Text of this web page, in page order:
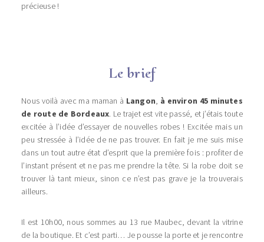
précieuse !
Le brief
Nous voilà avec ma maman à Langon, à environ 45 minutes
de route de Bordeaux. Le trajet est vite passé, et j’étais toute
excitée à l’idée d’essayer de nouvelles robes ! Excitée mais un
peu stressée à l’idée de ne pas trouver. En fait je me suis mise
dans un tout autre état d’esprit que la première fois : profiter de
l’instant présent et ne pas me prendre la tête. Si la robe doit se
trouver là tant mieux, sinon ce n’est pas grave je la trouverais
ailleurs.
Il est 10h00, nous sommes au 13 rue Maubec, devant la vitrine
de la boutique. Et c’est parti… Je pousse la porte et je rencontre